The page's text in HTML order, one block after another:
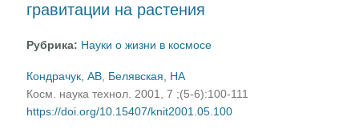
гравитации на растения
Рубрика: Науки о жизни в космосе
Кондрачук, АВ Белявская, НА
Косм. наука технол. 2001, 7 ;(5-6):100-111
https://doi.org/10.15407/knit2001.05.100